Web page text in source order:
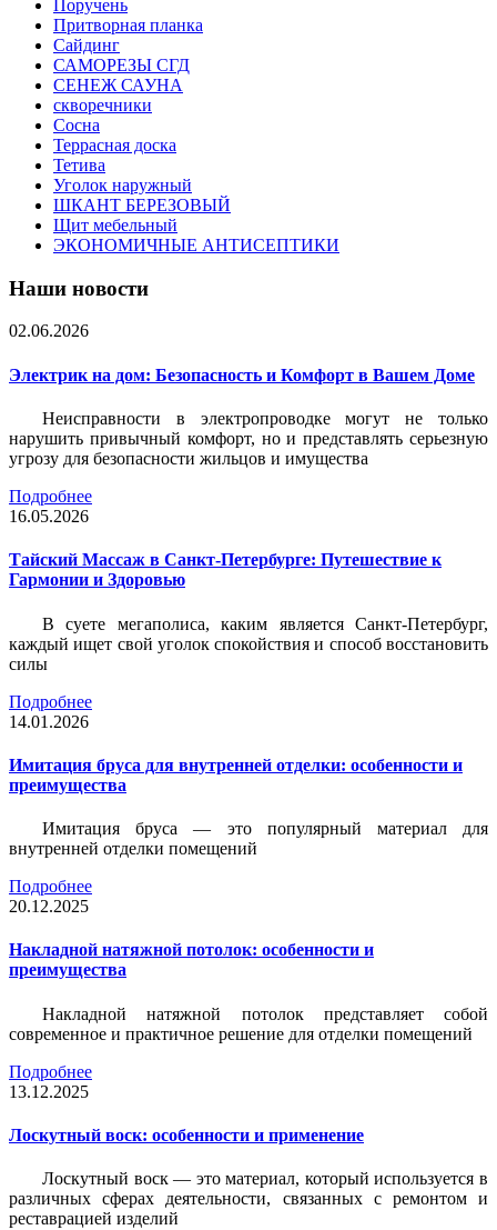
Поручень
Притворная планка
Сайдинг
САМОРЕЗЫ СГД
СЕНЕЖ САУНА
скворечники
Сосна
Террасная доска
Тетива
Уголок наружный
ШКАНТ БЕРЕЗОВЫЙ
Щит мебельный
ЭКОНОМИЧНЫЕ АНТИСЕПТИКИ
Наши новости
02.06.2026
Электрик на дом: Безопасность и Комфорт в Вашем Доме
Неисправности в электропроводке могут не только
нарушить привычный комфорт, но и представлять серьезную
угрозу для безопасности жильцов и имущества
Подробнее
16.05.2026
Тайский Массаж в Санкт-Петербурге: Путешествие к
Гармонии и Здоровью
В суете мегаполиса, каким является Санкт-Петербург,
каждый ищет свой уголок спокойствия и способ восстановить
силы
Подробнее
14.01.2026
Имитация бруса для внутренней отделки: особенности и
преимущества
Имитация бруса — это популярный материал для
внутренней отделки помещений
Подробнее
20.12.2025
Накладной натяжной потолок: особенности и
преимущества
Накладной натяжной потолок представляет собой
современное и практичное решение для отделки помещений
Подробнее
13.12.2025
Лоскутный воск: особенности и применение
Лоскутный воск — это материал, который используется в
различных сферах деятельности, связанных с ремонтом и
реставрацией изделий